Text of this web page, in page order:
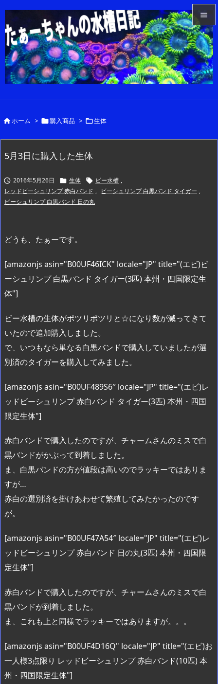


メニュ

サイド


ホーム > 購入商品 > 生体
5月3日に購入した生体
 2016年5月26日  生体  ビー水槽 ,
レッドビーシュリンプ 赤白バンド , ビーシュリンプ 白黒バンド タイガー ,
ビーシュリンプ 白黒バンド 日の丸
どうも、たぁーです。
[amazonjs asin="B00UF46ICK" locale="JP" title="(エビ)ビ
ーシュリンプ 白黒バンド タイガー(3匹) 本州・四国限定生
体"]
ビー水槽の生体がポツリポツリと☆になり数が減ってきて
いたので追加購入しました。
で、いつもなら単なる白黒バンドで購入していましたが選
別済のタイガーを購入してみました。
[amazonjs asin="B00UF489S6″ locale="JP" title="(エビ)レ
ッドビーシュリンプ 赤白バンド タイガー(3匹) 本州・四国
限定生体"]
赤白バンドで購入したのですが、チャームさんのミスで白
黒バンドがかぶって到着しました。
ま、白黒バンドの方が値段は高いのでラッキーではありま
すが…
赤白の選別済を掛けあわせて繁殖してみたかったのです
が。
[amazonjs asin="B00UF47A54″ locale="JP" title="(エビ)レ
ッドビーシュリンプ 赤白バンド 日の丸(3匹) 本州・四国限
定生体"]
赤白バンドで購入したのですが、チャームさんのミスで白
黒バンドが到着しました。
ま、これも上と同様でラッキーではありますが。。。
[amazonjs asin="B00UF4D16Q" locale="JP" title="(エビ)お
一人様3点限り レッドビーシュリンプ 赤白バンド(10匹) 本
州・四国限定生体"]